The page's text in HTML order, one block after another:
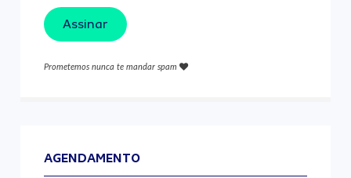
Assinar
Prometemos nunca te mandar spam
AGENDAMENTO